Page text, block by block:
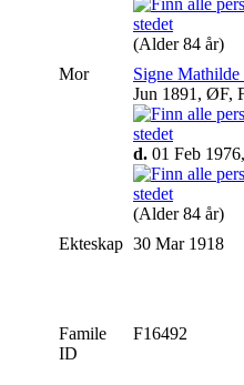
(Alder 84 år)
Mor
Signe
Jun 1891, ØF,
d. 01 Feb
(Alder 84 år)
Ekteskap 30 Mar 1918
Famile
ID
F16492